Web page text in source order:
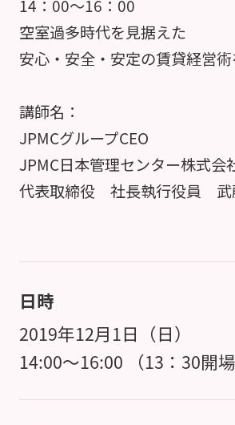
14：00～16：00
空室過多時代を見据えた
安心・安全・安定の賃貸経営術
講師名：
JPMCグループCEO
JPMC日本管理センター株式会
代表取締役 社長執行役員
日時
2019年12月1日（日）
14:00～16:00 （13：30開場